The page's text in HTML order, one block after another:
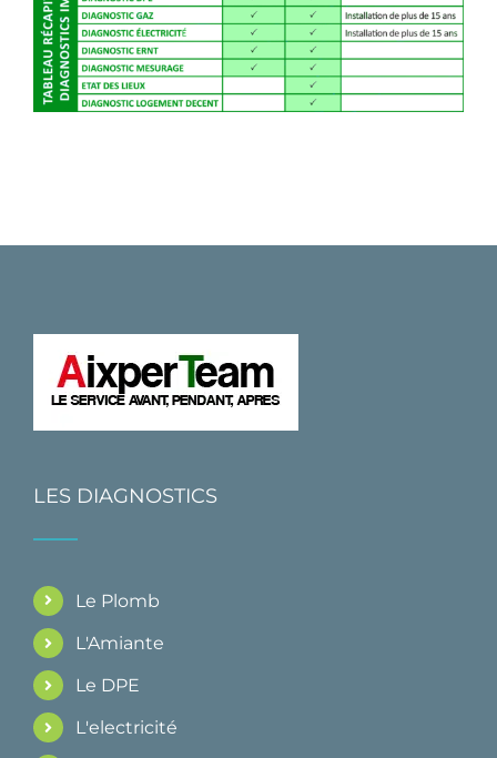
LES DIAGNOSTICS
Le Plomb
L'Amiante
Le DPE
L'electricité